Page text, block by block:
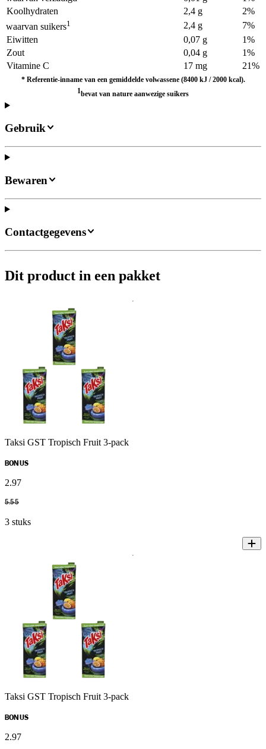
Koolhydraten
2,4 g
2%
waarvan suikers1 2,4 g
7%
Eiwitten
0,07 g
1%
Zout
0,04 g
1%
Vitamine C
17 mg 21%
* Referentie-inname van een gemiddelde volwassene (8400 kJ / 2000 kcal).
1bevat van nature aanwezige suikers
Gebruik
Bewaren
Contactgegevens
Dit product in een pakket
Taksi GST Tropisch Fruit 3-pack
BONUS
2.97
5.55
3 stuks
Taksi GST Tropisch Fruit 3-pack
BONUS
2.97